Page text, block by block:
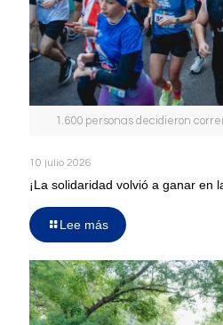
1.600 personas decidieron
10 julio 2026
¡La solidaridad volvió a ganar en
Lee más